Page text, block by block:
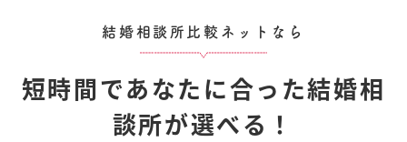
結婚相談所比較ネットなら
短時間であなたに合った結婚相
談所が選べる！